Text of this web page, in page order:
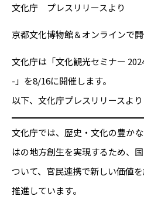
文化庁 プレスリリースより
京都文化博物館＆オンラインで
文化庁は「文化観光セミナー
-」を8/16に開催します。
以下、文化庁プレスリリースより
文化庁では、歴史・文化の豊か
はの地方創生を実現するため、
ついて、官民連携で新しい価値
推進しています。